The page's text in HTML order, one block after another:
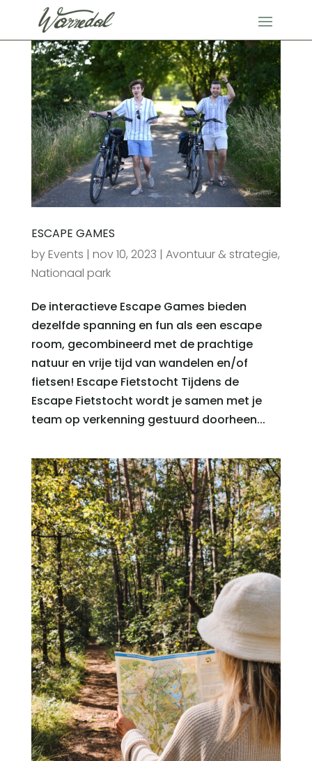
ESCAPE GAMES
byEvents | nov 10, 2023 | Avontuur & strategie,
Nationaal park
De interactieve Escape Games bieden
dezelfde spanning en fun als een escape
room, gecombineerd met de prachtige
natuur en vrije tijd van wandelen en/of
fietsen! Escape Fietstocht Tijdens de
Escape Fietstocht wordt je samen met je
team op verkenning gestuurd doorheen...